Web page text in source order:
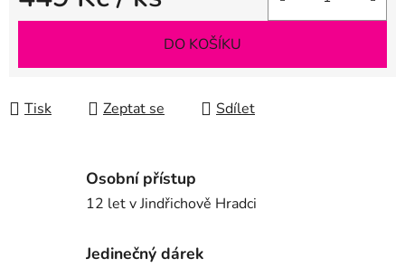
Měrná cena:
DO KOŠÍKU
Tisk Zeptat se Sdílet
Osobní přístup
12 let v Jindřichově Hradci
Jedinečný dárek